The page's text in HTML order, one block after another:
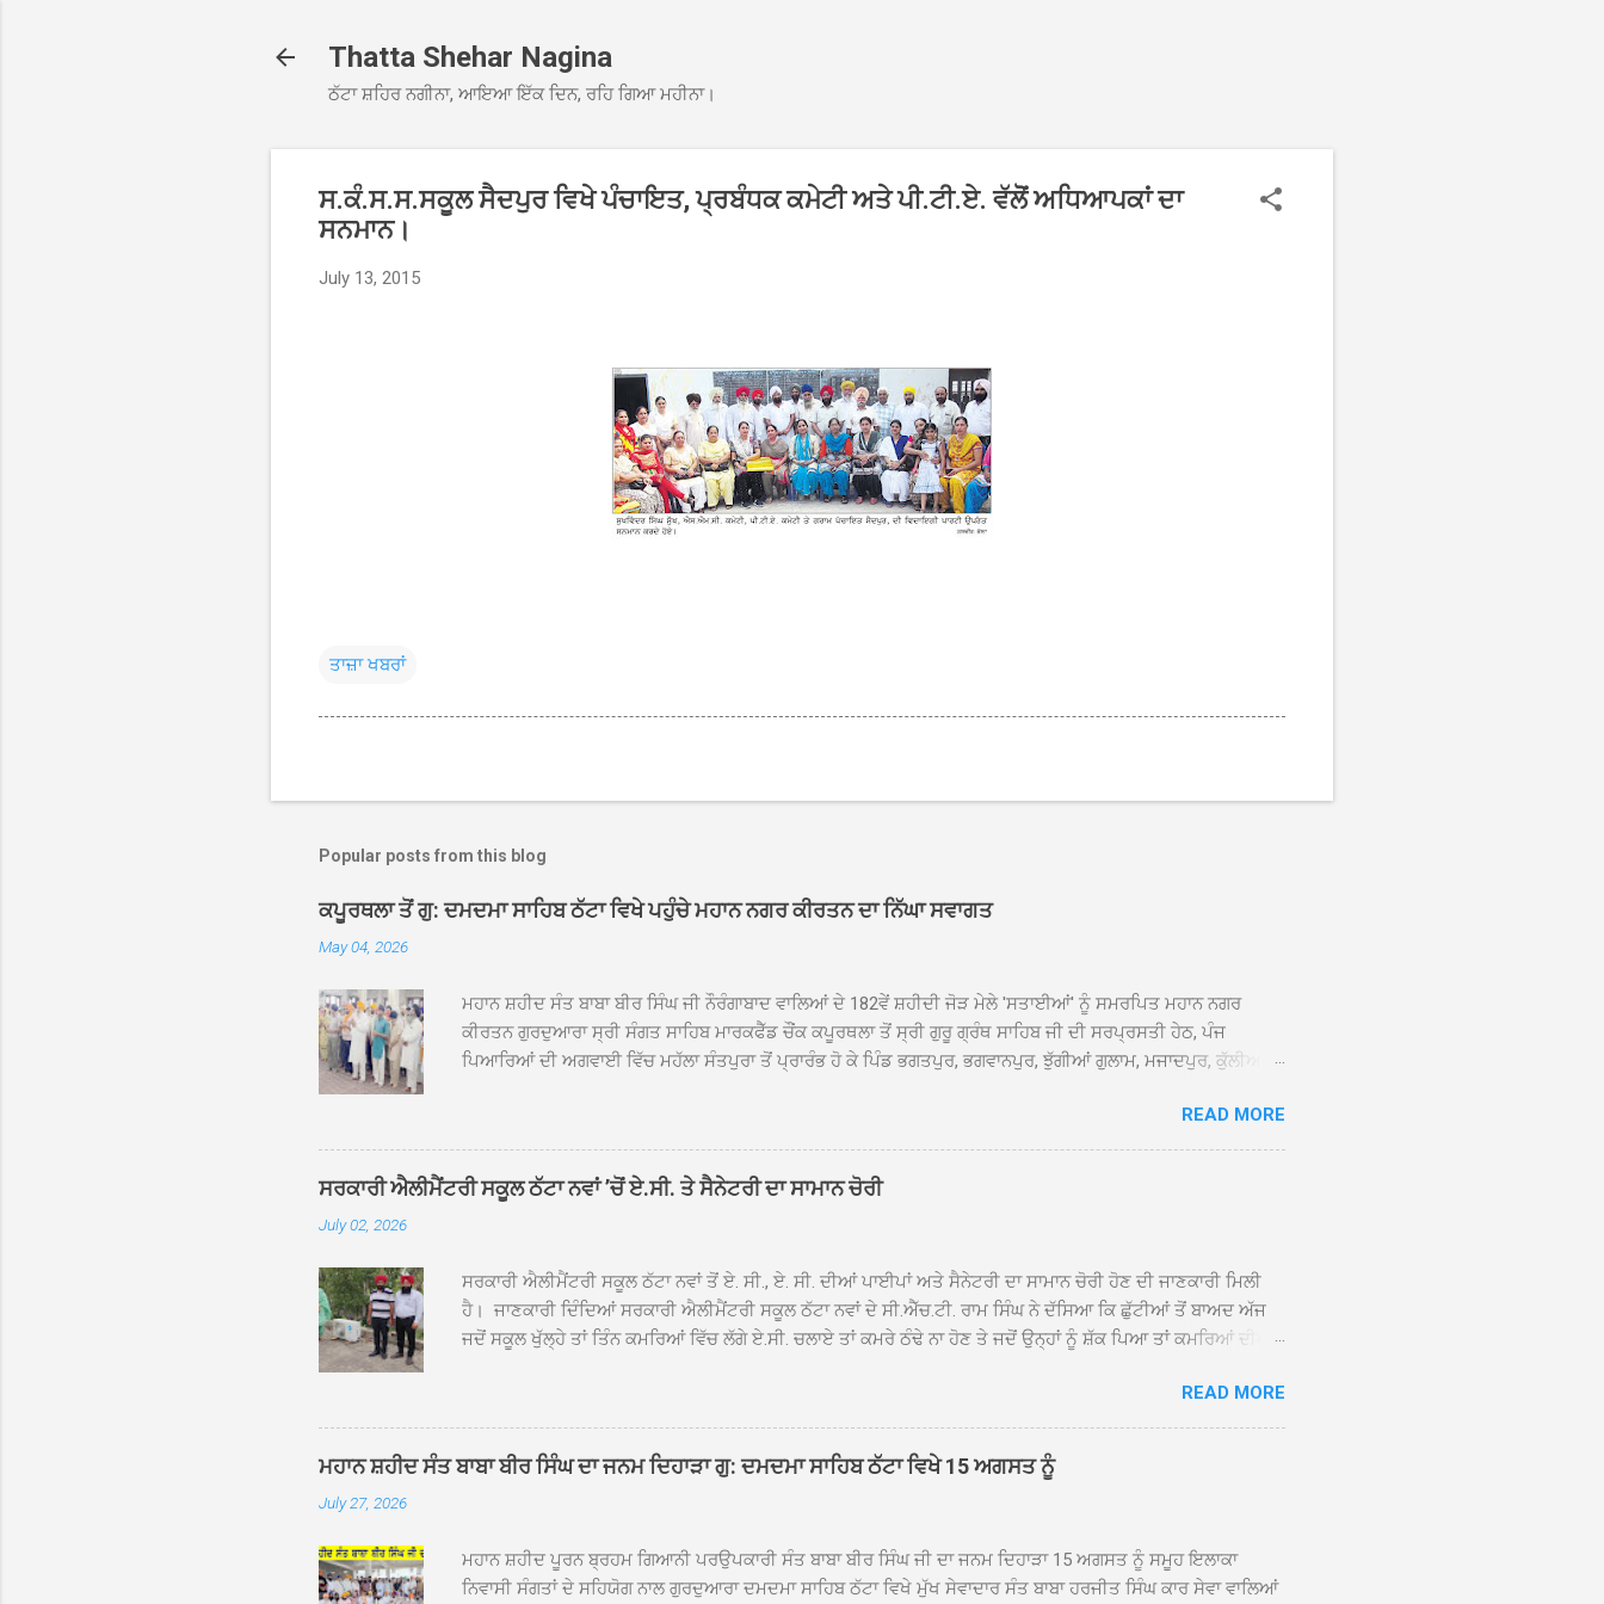
Thatta Shehar Nagina
ਠੱਟਾ ਸ਼ਹਿਰ ਨਗੀਨਾ, ਆਇਆ ਇੱਕ ਦਿਨ, ਰਹਿ ਗਿਆ ਮਹੀਨਾ।
ਸ.ਕੰ.ਸ.ਸ.ਸਕੂਲ ਸੈਦਪੁਰ ਵਿਖੇ ਪੰਚਾਇਤ, ਪ੍ਰਬੰਧਕ ਕਮੇਟੀ ਅਤੇ ਪੀ.ਟੀ.ਏ. ਵੱਲੋੋਂ ਅਧਿਆਪਕਾਂ ਦਾ
ਸਨਮਾਨ।
July 13, 2015
ਤਾਜ਼ਾ ਖਬਰਾਂ
Popular posts from this blog
ਕਪੂਰਥਲਾ ਤੋਂ ਗੁ: ਦਮਦਮਾ ਸਾਹਿਬ ਠੱਟਾ ਵਿਖੇ ਪਹੁੰਚੇ ਮਹਾਨ ਨਗਰ ਕੀਰਤਨ ਦਾ ਨਿੱਘਾ ਸਵਾਗਤ
May 04, 2026
ਮਹਾਨ ਸ਼ਹੀਦ ਸੰਤ ਬਾਬਾ ਬੀਰ ਸਿੰਘ ਜੀ ਨੌਰੰਗਾਬਾਦ ਵਾਲਿਆਂ ਦੇ 182ਵੇਂ ਸ਼ਹੀਦੀ ਜੋੜ ਮੇਲੇ 'ਸਤਾਈਆਂ' ਨੂੰ ਸਮਰਪਿਤ ਮਹਾਨ ਨਗਰ
ਕੀਰਤਨ ਗੁਰਦੁਆਰਾ ਸ੍ਰੀ ਸੰਗਤ ਸਾਹਿਬ ਮਾਰਕਫੈੱਡ ਚੌਂਕ ਕਪੂਰਥਲਾ ਤੋਂ ਸ੍ਰੀ ਗੁਰੂ ਗ੍ਰੰਥ ਸਾਹਿਬ ਜੀ ਦੀ ਸਰਪ੍ਰਸਤੀ ਹੇਠ, ਪੰਜ
ਪਿਆਰਿਆਂ ਦੀ ਅਗਵਾਈ ਵਿੱਚ ਮਹੱਲਾ ਸੰਤਪੁਰਾ ਤੋਂ ਪ੍ਰਾਰੰਭ ਹੋ ਕੇ ਪਿੰਡ ਭਗਤਪੁਰ, ਭਗਵਾਨਪੁਰ, ਝੁੱਗੀਆਂ ਗੁਲਾਮ, ਮਜਾਦਪੁਰ, ਕੁੱਲੀਆਂ,
ਦਮਦਮਾ ਸਾਹਿਬ ਠੱਟਾ ਵਿਖੇ ਪਹੁੰਚਿਆ। ਨਗਰ ਕੀਰਤਨ ਦੇ ਗੁਰਦੁਆਰਾ ਸ੍ਰੀ ਦਮਦਮਾ ਸਾਹਿਬ ਠੱਟਾ ਵਿਖੇ ਪਹੁੰਚਣ ’ਤੇ ਮੁੱਖ ਸੇਵਾਦਾਰ
ਸੰਤ ਬਾਬਾ ਹਰਜੀਤ ਸਿੰਘ ਤੇ ਇਲਾਕੇ ਦੀਆਂ ਸੰਗਤਾਂ ਵੱਲੋਂ ਜੈਕਾਰਿਆਂ ਦੀ ਗੂੰਜ ਵਿਚ ਨਿੱਘਾ ਸਵਾਗਤ ਕੀਤਾ ਗਿਆ। ਗੁਰਦੁਆਰਾ ਸ੍ਰੀ
ਦਮਦਮਾ ਸਾਹਿਬ ਠੱਟਾ ਵਿਖੇ ਨਗਰ ਕੀਰਤਨ ਦੇ ਸਮਾਪਤੀ ਦੀ ਅਰਦਾਸ ਹੋਈ। ਇਸ ਮੌਕੇ ਪੰਜ ਪਿਆਰੇ ਸਾਹਿਬਾਨ ਤੇ ਨਗਰ ਕੀਰਤਨ ਦੇ
ਪ੍ਰਬੰਧਕਾਂ ਦਾ ਗੁਰਦੁਆਰਾ ਦਮਦਮਾ ਸਾਹਿਬ ਠੱਟਾ ਦੇ ਮੁੱਖ ਸੇਵਾਦਾਰ ਸੰਤ ਬਾਬਾ ਹਰਜੀਤ ਸਿੰਘ ਵੱਲੋਂ ਸਿਰੋਪਾਓ ਦੇ ਕੇ ਵਿਸ਼ੇਸ਼ ਤੌਰ ’ਤੇ
READ MORE
ਸਰਕਾਰੀ ਐਲੀਮੈਂਟਰੀ ਸਕੂਲ ਠੱਟਾ ਨਵਾਂ ’ਚੋਂ ਏ.ਸੀ. ਤੇ ਸੈਨੇਟਰੀ ਦਾ ਸਾਮਾਨ ਚੋਰੀ
July 02, 2026
ਸਰਕਾਰੀ ਐਲੀਮੈਂਟਰੀ ਸਕੂਲ ਠੱਟਾ ਨਵਾਂ ਤੋਂ ਏ. ਸੀ., ਏ. ਸੀ. ਦੀਆਂ ਪਾਈਪਾਂ ਅਤੇ ਸੈਨੇਟਰੀ ਦਾ ਸਾਮਾਨ ਚੋਰੀ ਹੋਣ ਦੀ ਜਾਣਕਾਰੀ ਮਿਲੀ
ਹੈ। ਜਾਣਕਾਰੀ ਦਿੰਦਿਆਂ ਸਰਕਾਰੀ ਐਲੀਮੈਂਟਰੀ ਸਕੂਲ ਠੱਟਾ ਨਵਾਂ ਦੇ ਸੀ.ਐੱਚ.ਟੀ. ਰਾਮ ਸਿੰਘ ਨੇ ਦੱਸਿਆ ਕਿ ਛੁੱਟੀਆਂ ਤੋਂ ਬਾਅਦ ਅੱਜ
ਜਦੋਂ ਸਕੂਲ ਖੁੱਲ੍ਹੇ ਤਾਂ ਤਿੰਨ ਕਮਰਿਆਂ ਵਿੱਚ ਲੱਗੇ ਏ.ਸੀ. ਚਲਾਏ ਤਾਂ ਕਮਰੇ ਠੰਢੇ ਨਾ ਹੋਣ ਤੇ ਜਦੋਂ ਉਨ੍ਹਾਂ ਨੂੰ ਸ਼ੱਕ ਪਿਆ ਤਾਂ ਕਮਰਿਆਂ ਦੀਆਂ
ਹੋਈਆਂ ਸਨ। ਉਨ੍ਹਾਂ ਦੱਸਿਆ ਕਿ ਉਹ ਛੁੱਟੀਆਂ ਦੌਰਾਨ ਵੀ ਸਕੂਲ ਗੇੜਾ ਮਾਰਦੇ ਸਨ ਅਤੇ 20 ਜੂਨ ਤੱਕ ਸਭ ਠੀਕ ਸੀ। ਚੋਰੀ ਦੀ ਘਟਨਾ
20 ਤੋਂ 30 ਜੂਨ ਵਿਚਕਾਰ ਹੋਈ ਜਾਪਦੀ ਹੈ। ਇਸ ਮੌਕੇ ਸਕੂਲ ਸਟਾਫ ਮੈਂਬਰਾਂ ਅੰਜੂ ਬਾਲਾ, ਹਰਜੀਤ ਕੌਰ, ਕਮਲਪ੍ਰੀਤ ਕੌਰ ਅਤੇ ਹਰਵਿੰਦਰ
ਸਿੰਘ ਟੋਡਰਵਾਲ ਨੇ ਦੱਸਿਆ ਕਿ ਸਕੂਲ ਵਿੱਚ ਪਿਛਲੇ ਸਾਲ ਤਿੰਨ ਏ. ਸੀ. ਲਾਉਣ ਦੀ ਸੇਵਾ ਸੀ.ਐੱਚ.ਟੀ. ਰਾਮ ਸਿੰਘ ਵੱਲੋਂ ਕੀਤੀ ਗਈ ਸੀ
ਜਿਸ ਦੀ ਮਾਪਿਆਂ ਨੇ ਖੂਬ ਪ੍ਰਸੰਸਾ ਕੀਤੀ ਸੀ। ਉਨ੍ਹਾਂ ਦੱਸਿਆ ਕਿ ਏਸੀ ਚੋਰੀ ਹੋਣ ਨਾਲ ਬੱਚਿਆਂ ਦੇ ਮਾਪਿਆਂ ਵਿੱਚ ਭਾਰੀ ਰੋਸ ਹੈ ਅਤੇ
READ MORE
ਮਹਾਨ ਸ਼ਹੀਦ ਸੰਤ ਬਾਬਾ ਬੀਰ ਸਿੰਘ ਦਾ ਜਨਮ ਦਿਹਾੜਾ ਗੁ: ਦਮਦਮਾ ਸਾਹਿਬ ਠੱਟਾ ਵਿਖੇ 15 ਅਗਸਤ ਨੂੰ
July 27, 2026
ਮਹਾਨ ਸ਼ਹੀਦ ਪੂਰਨ ਬ੍ਰਹਮ ਗਿਆਨੀ ਪਰਉਪਕਾਰੀ ਸੰਤ ਬਾਬਾ ਬੀਰ ਸਿੰਘ ਜੀ ਦਾ ਜਨਮ ਦਿਹਾੜਾ 15 ਅਗਸਤ ਨੂੰ ਸਮੂਹ ਇਲਾਕਾ
ਨਿਵਾਸੀ ਸੰਗਤਾਂ ਦੇ ਸਹਿਯੋਗ ਨਾਲ ਗੁਰਦੁਆਰਾ ਦਮਦਮਾ ਸਾਹਿਬ ਠੱਟਾ ਵਿਖੇ ਮੁੱਖ ਸੇਵਾਦਾਰ ਸੰਤ ਬਾਬਾ ਹਰਜੀਤ ਸਿੰਘ ਕਾਰ ਸੇਵਾ ਵਾਲਿਆਂ